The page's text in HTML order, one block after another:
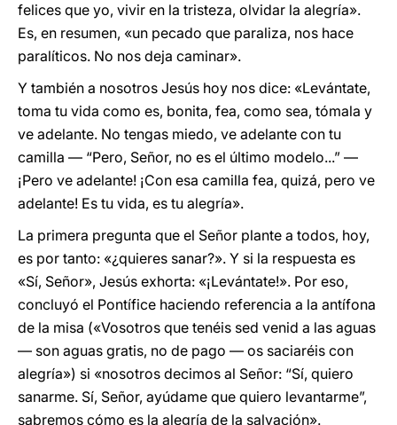
felices que yo, vivir en la tristeza, olvidar la alegría».
Es, en resumen, «un pecado que paraliza, nos hace
paralíticos. No nos deja caminar».
Y también a nosotros Jesús hoy nos dice: «Levántate,
toma tu vida como es, bonita, fea, como sea, tómala y
ve adelante. No tengas miedo, ve adelante con tu
camilla — “Pero, Señor, no es el último modelo...” —
¡Pero ve adelante! ¡Con esa camilla fea, quizá, pero ve
adelante! Es tu vida, es tu alegría».
La primera pregunta que el Señor plante a todos, hoy,
es por tanto: «¿quieres sanar?». Y si la respuesta es
«Sí, Señor», Jesús exhorta: «¡Levántate!». Por eso,
concluyó el Pontífice haciendo referencia a la antífona
de la misa («Vosotros que tenéis sed venid a las aguas
— son aguas gratis, no de pago — os saciaréis con
alegría») si «nosotros decimos al Señor: “Sí, quiero
sanarme. Sí, Señor, ayúdame que quiero levantarme”,
sabremos cómo es la alegría de la salvación».